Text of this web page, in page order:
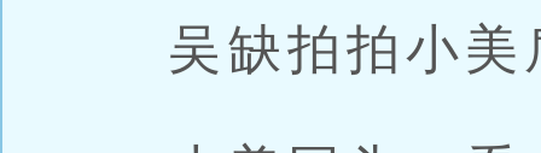
吴缺拍拍小美